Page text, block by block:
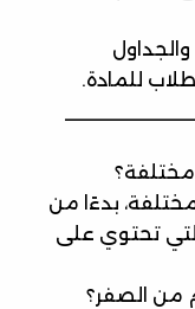
للمادة.
بدءًا من
تحتوي على